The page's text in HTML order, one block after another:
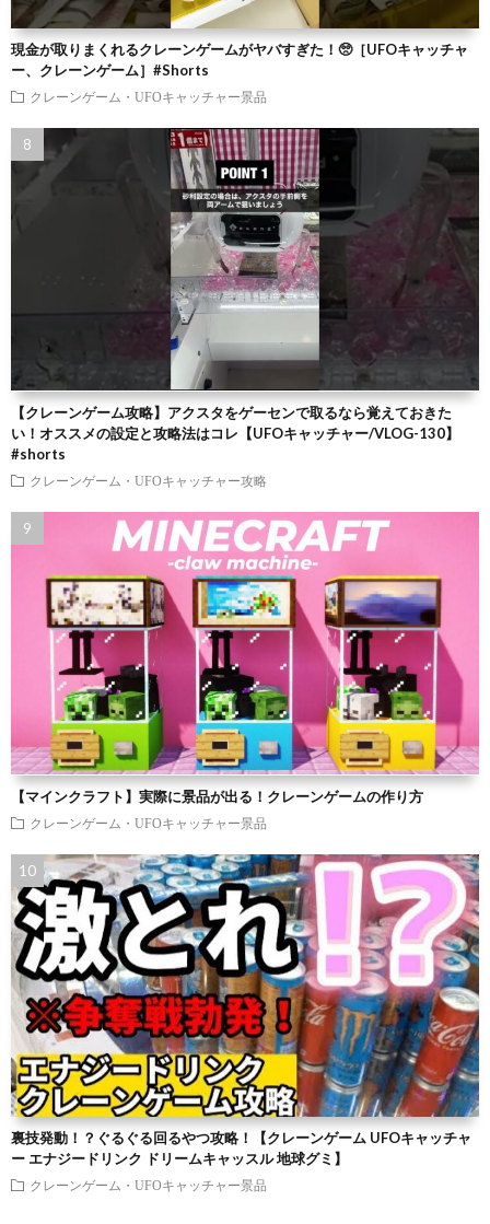
現金が取りまくれるクレーンゲームがヤバすぎた！🥺［UFOキャッチャ
ー、クレーンゲーム］#Shorts
クレーンゲーム・UFOキャッチャー景品
【クレーンゲーム攻略】アクスタをゲーセンで取るなら覚えておきた
い！オススメの設定と攻略法はコレ【UFOキャッチャー/VLOG-130】
#shorts
クレーンゲーム・UFOキャッチャー攻略
【マインクラフト】実際に景品が出る！クレーンゲームの作り方
クレーンゲーム・UFOキャッチャー景品
裏技発動！？ぐるぐる回るやつ攻略！【クレーンゲーム UFOキャッチャ
ー エナジードリンク ドリームキャッスル 地球グミ】
クレーンゲーム・UFOキャッチャー景品